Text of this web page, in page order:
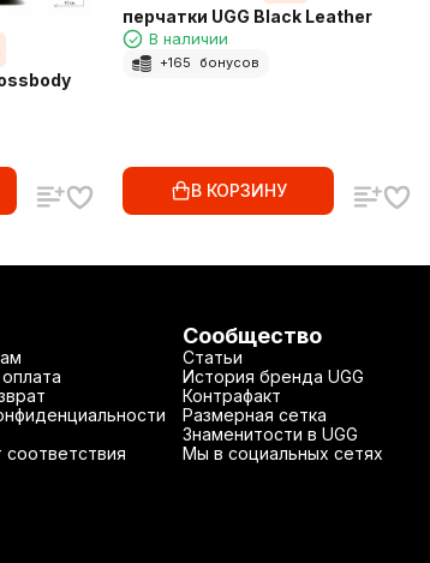
перчатки UGG Black Leather
В наличии
+165 бонусов
В КОРЗИНУ
соответствия
Сообщество
Статьи
История бренда UGG
Контрафакт
Размерная сетка
Знаменитости в UGG
Мы в социальных сетях